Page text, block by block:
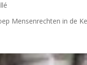
Mensenrechten in de